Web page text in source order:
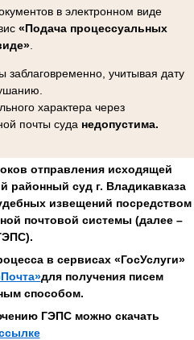
в электронном виде
«Подача процессуальных
.
заблаговременно, учитывая дату
характера через
почты суда недопустима.
отправления исходящей
районный суд г. Владикавказа
извещений посредством
почтовой системы (далее –
в сервисах «ГосУслуги»
для получения писем
способом.
ГЭПС можно скачать